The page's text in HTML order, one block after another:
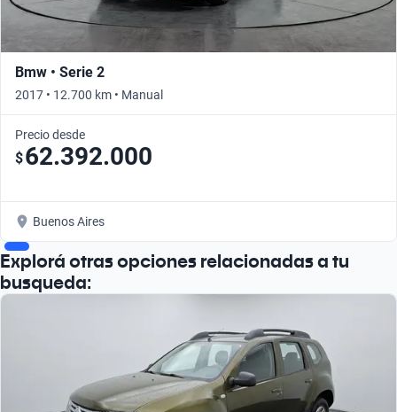
Bmw • Serie 2
2017 • 12.700 km • Manual
Precio desde
$62.392.000
Buenos Aires
Explorá otras opciones relacionadas a tu
busqueda: